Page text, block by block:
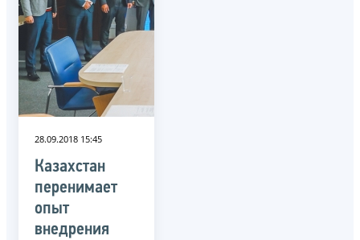
28.09.2018 15:45
Казахстан
перенимает
опыт
внедрения